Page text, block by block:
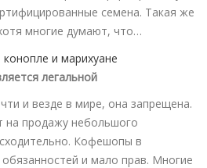
семена. Такая же
многие думают, что…
легальной
и везде в мире, она запрещена.
на продажу небольшого
Кофешопы в
и мало прав. Многие